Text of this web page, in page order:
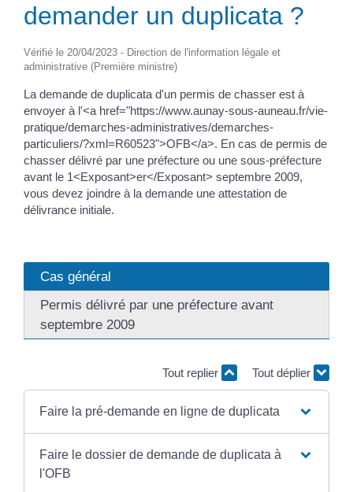
demander un duplicata ?
Vérifié le 20/04/2023 - Direction de l'information légale et
administrative (Première ministre)
La demande de duplicata d'un permis de chasser est à
envoyer à l'<a href="https://www.aunay-sous-auneau.fr/vie-
pratique/demarches-administratives/demarches-
particuliers/?xml=R60523">OFB</a>. En cas de permis de
chasser délivré par une préfecture ou une sous-préfecture
avant le 1<Exposant>er</Exposant> septembre 2009,
vous devez joindre à la demande une attestation de
délivrance initiale.
Cas général
Permis délivré par une préfecture avant
septembre 2009
Tout replier Tout déplier
Faire la pré-demande en ligne de duplicata
Faire le dossier de demande de duplicata à
l'OFB